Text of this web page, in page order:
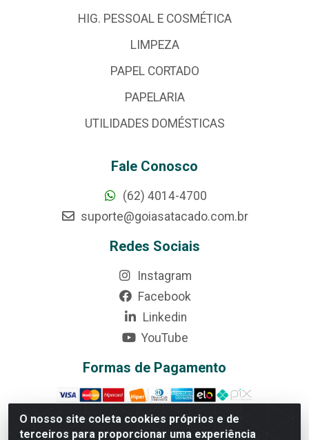
O nosso site coleta cookies próprios e de
terceiros para proporcionar uma experiência
HIG. PESSOAL E COSMÉTICA
LIMPEZA
PAPEL CORTADO
PAPELARIA
UTILIDADES DOMÉSTICAS
Fale Conosco
(62) 4014-4700
suporte@goiasatacado.com.br
Redes Sociais
Instagram
Facebook
Linkedin
YouTube
Formas de Pagamento